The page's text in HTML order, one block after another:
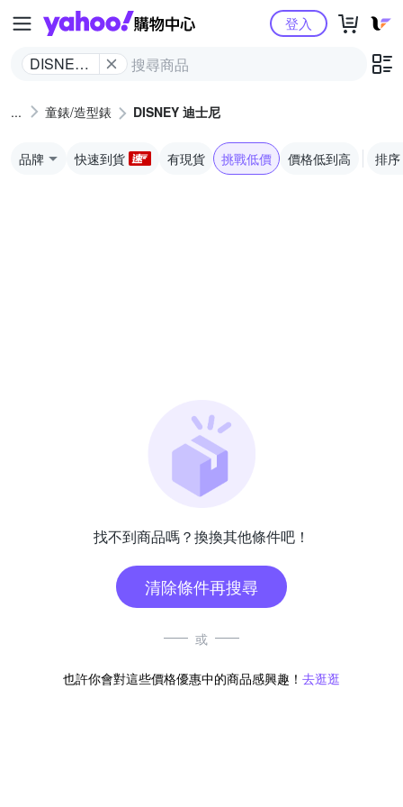
Yahoo購物中心
DISNEY
登入
童錶/造型錶 DISNEY 迪士尼
品牌 快速到貨 有現貨 挑戰低價 價格低到高 排序
找不到商品嗎？換換其他條件吧！
清除條件再搜尋
或
也許你會對這些價格優惠中的商品感興趣！ 去逛逛